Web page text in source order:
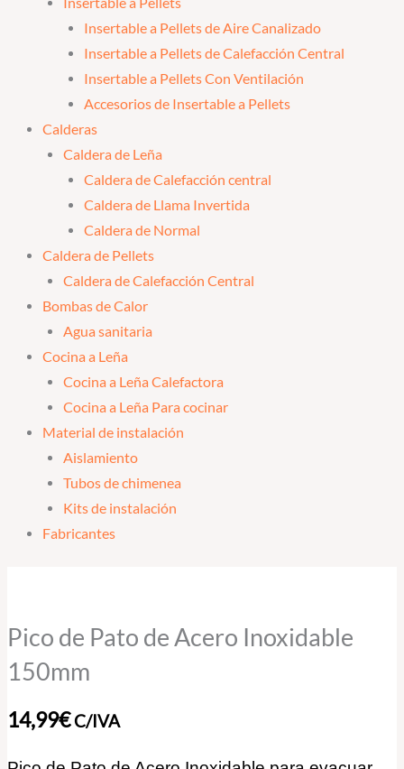
Insertable a Pellets de Aire Canalizado
Insertable a Pellets de Calefacción Central
Insertable a Pellets Con Ventilación
Accesorios de Insertable a Pellets
Calderas
Caldera de Leña
Caldera de Calefacción central
Caldera de Llama Invertida
Caldera de Normal
Caldera de Pellets
Caldera de Calefacción Central
Bombas de Calor
Agua sanitaria
Cocina a Leña
Cocina a Leña Calefactora
Cocina a Leña Para cocinar
Material de instalación
Aislamiento
Tubos de chimenea
Kits de instalación
Fabricantes
Pico de Pato de Acero Inoxidable
150mm
14,99€C/IVA
Pato
Acero
150mm